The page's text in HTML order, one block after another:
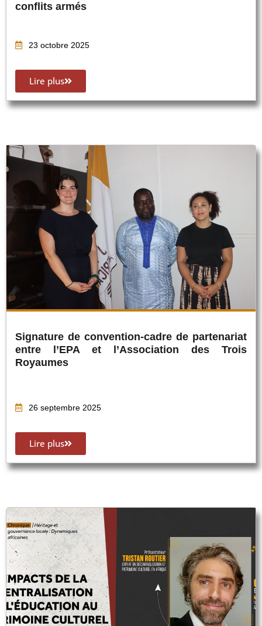
conflits armés
23 octobre 2025
Lire plus
Signature de convention-cadre de partenariat
entre l’EPA et l’Association des Trois
Royaumes
26 septembre 2025
Lire plus